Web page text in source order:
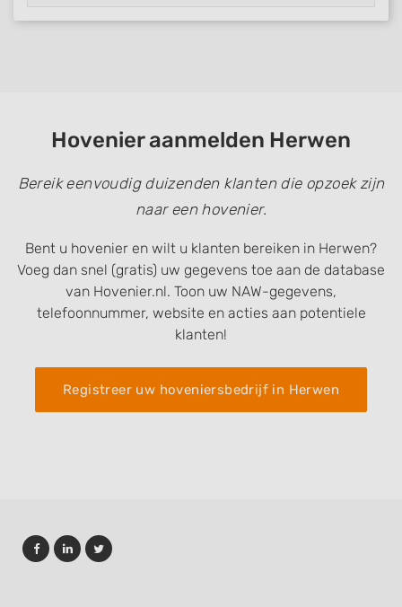
Hovenier aanmelden Herwen
Bereik eenvoudig duizenden klanten die opzoek zijn
naar een hovenier.
Bent u hovenier en wilt u klanten bereiken in Herwen?
Voeg dan snel (gratis) uw gegevens toe aan de database
van Hovenier.nl. Toon uw NAW-gegevens,
telefoonnummer, website en acties aan potentiele
klanten!
Registreer uw hoveniersbedrijf in Herwen